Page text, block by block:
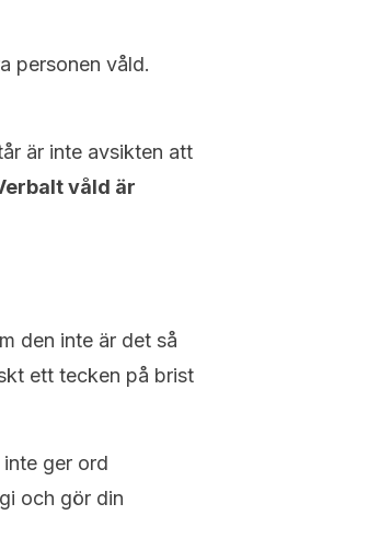
personen våld.
är inte avsikten att
våld är
den inte är det så
ett tecken på brist
ger ord
och gör din